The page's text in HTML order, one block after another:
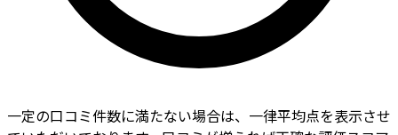
一定の口コミ件数に満たない場合は、一律平均点を表示させ